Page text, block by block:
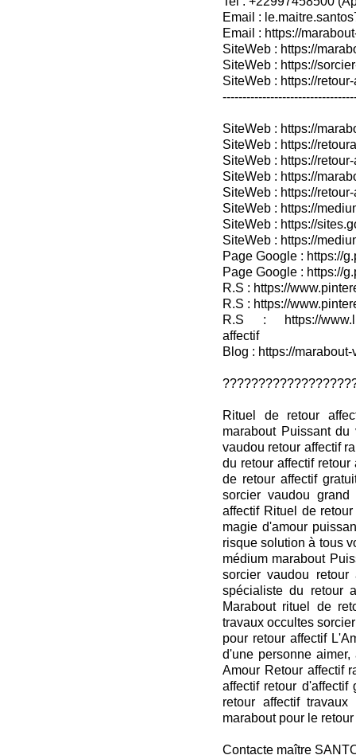
Email :
Email : https://
SiteWeb : https://
SiteWeb : https://
SiteWeb : https://
SiteWeb : https://
SiteWeb : https://
SiteWeb : https://
SiteWeb : https://
SiteWeb : https://
SiteWeb : https://
SiteWeb : https://
SiteWeb : https://
Page Google : https://
Page Google : https://
R.S : https://
R.S : https://
R.S : https://
affectif
Blog : https://
Rituel de retour
marabout Puissant
vaudou retour affectif
du retour affectif
de retour affectif
sorcier vaudou
affectif Rituel de
magie d'amour
risque solution à tous
médium marabout
sorcier vaudou retour
spécialiste du retour
Marabout rituel de
travaux occultes
pour retour affectif
d'une personne
Amour Retour affectif
affectif retour
retour affectif
marabout pour le
Contacte maître